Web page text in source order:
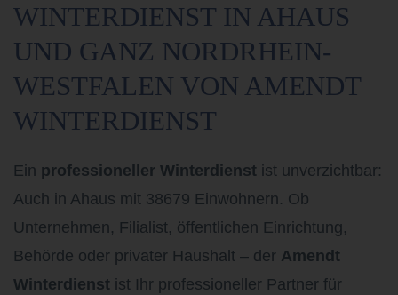
WINTERDIENST IN AHAUS
UND GANZ NORDRHEIN-
WESTFALEN VON AMENDT
WINTERDIENST
Ein professioneller Winterdienst ist unverzichtbar:
Auch in Ahaus mit 38679 Einwohnern. Ob
Unternehmen, Filialist, öffentlichen Einrichtung,
Behörde oder privater Haushalt – der Amendt
Winterdienst ist Ihr professioneller Partner für